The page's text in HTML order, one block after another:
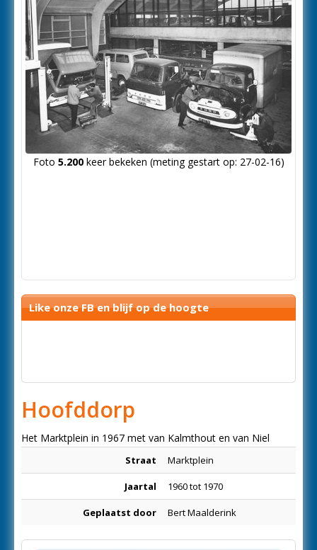
Foto 5.200keer bekeken (meting gestart op: 27-02-16)
Like onze FB en blijf op de hoogte
Hoofddorp
Het Marktplein in 1967 met van Kalmthout en van Niel
Straat Marktplein
Jaartal 1960 tot 1970
Geplaatst door Bert Maalderink